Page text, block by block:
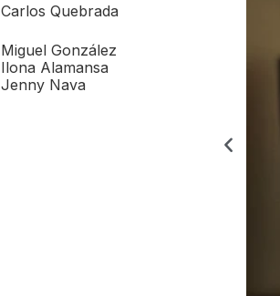
Carlos Quebrada
Miguel González
Ilona Alamansa
Jenny Nava